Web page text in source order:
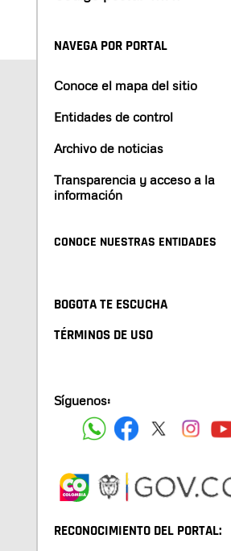
NAVEGA POR PORTAL
Conoce el mapa del sitio
Entidades de control
Archivo de noticias
Transparencia y acceso a la
información
CONOCE NUESTRAS ENTIDADES
BOGOTA TE ESCUCHA
TÉRMINOS DE USO
Síguenos:
RECONOCIMIENTO DEL PORTAL: